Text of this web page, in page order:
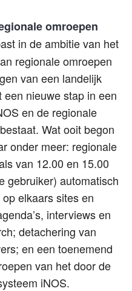
omroepen
in de ambitie van het
regionale omroepen
van een landelijk
nieuwe stap in een
en de regionale
Wat ooit begon
onder meer: regionale
van 12.00 en 15.00
gebruiker) automatisch
elkaars sites en
interviews en
detachering van
en een toenemend
van het door de
iNOS.